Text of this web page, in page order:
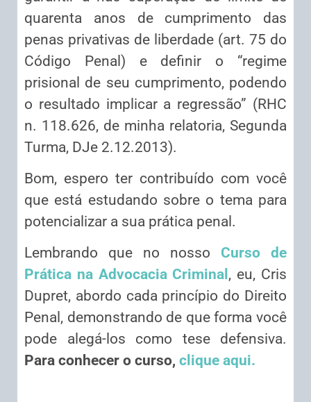
quarenta anos de cumprimento das
penas privativas de liberdade (art. 75 do
Código Penal) e definir o “regime
prisional de seu cumprimento, podendo
o resultado implicar a regressão” (RHC
n. 118.626, de minha relatoria, Segunda
Turma, DJe 2.12.2013).
Bom, espero ter contribuído com você
que está estudando sobre o tema para
potencializar a sua prática penal.
Lembrando que no nosso Curso de
Prática na Advocacia Criminal , eu, Cris
Dupret, abordo cada princípio do Direito
Penal, demonstrando de que forma você
pode alegá-los como tese defensiva.
Para conhecer o curso, clique aqui.